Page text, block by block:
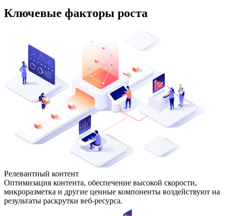
Ключевые факторы роста
Релевантный контент
Оптимизация контента, обеспечение высокой скорости,
микроразметка и другие ценные компоненты воздействуют на
результаты раскрутки веб-ресурса.